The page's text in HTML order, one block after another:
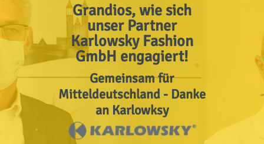
Grandios, wie sich
unser Partner
Karlowsky Fashion
GmbH engagiert!
Gemeinsam für
Mitteldeutschland - Danke
an Karlowksy